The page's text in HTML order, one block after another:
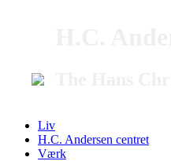
Liv
H.C. Andersen centret
Værk